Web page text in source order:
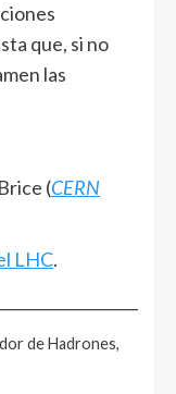
que, si no
las
(CERN
LHC.
de Hadrones,